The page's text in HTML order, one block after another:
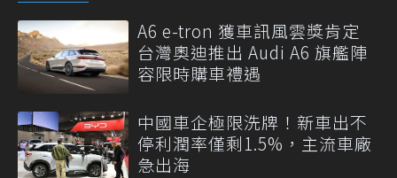
A6 e-tron 獲車訊風雲獎肯定
台灣奧迪推出 Audi A6 旗艦陣
容限時購車禮遇
中國車企極限洗牌！新車出不
停利潤率僅剩1.5%，主流車廠
急出海